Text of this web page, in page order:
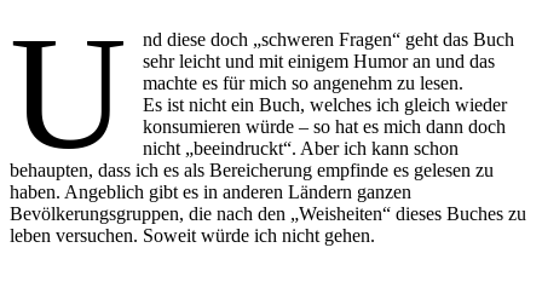
U
nd diese doch „schweren Fragen“ geht das Buch
sehr leicht und mit einigem Humor an und das
machte es für mich so angenehm zu lesen.
Es ist nicht ein Buch, welches ich gleich wieder
konsumieren würde – so hat es mich dann doch
nicht „beeindruckt“. Aber ich kann schon
behaupten, dass ich es als Bereicherung empfinde es gelesen zu
haben. Angeblich gibt es in anderen Ländern ganzen
Bevölkerungsgruppen, die nach den „Weisheiten“ dieses Buches zu
leben versuchen. Soweit würde ich nicht gehen.